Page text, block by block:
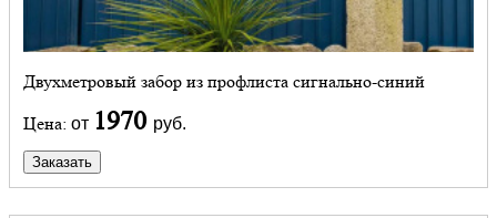
Двухметровый забор из профлиста сигнально-синий
Цена: от 1970 руб.
Заказать